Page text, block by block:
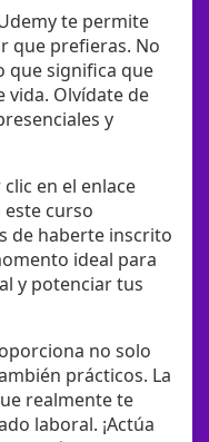
te permite
que prefieras. No
que significa que
vida. Olvídate de
y
en el enlace
curso
de haberte inscrito
ideal para
y potenciar tus
no solo
prácticos. La
realmente te
laboral. ¡Actúa